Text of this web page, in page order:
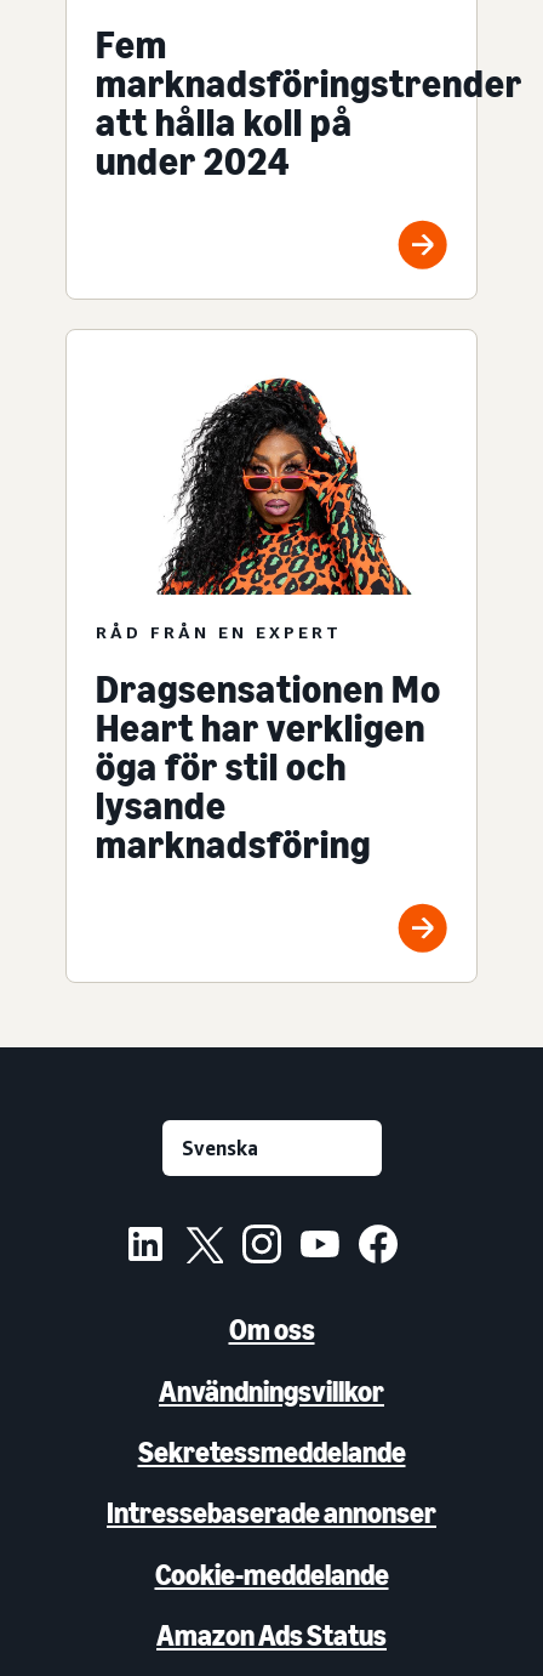
Fem
marknadsföringstrender
att hålla koll på
under 2024
RÅD FRÅN EN EXPERT
Dragsensationen Mo
Heart har verkligen
öga för stil och
lysande
marknadsföring
Om oss
Användningsvillkor
Sekretessmeddelande
Intressebaserade annonser
Cookie-meddelande
Amazon Ads Status